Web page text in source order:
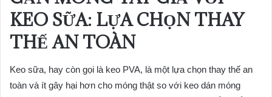
KEO SỮA: LỰA CHỌN THAY
THẾ AN TOÀN
Keo sữa, hay còn gọi là keo PVA, là một lựa chọn thay thế an
toàn và ít gây hại hơn cho móng thật so với keo dán móng